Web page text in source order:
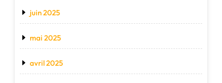
juin 2025
mai 2025
avril 2025